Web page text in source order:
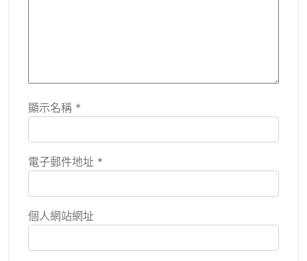
顯示名稱 *
電子郵件地址 *
個人網站網址